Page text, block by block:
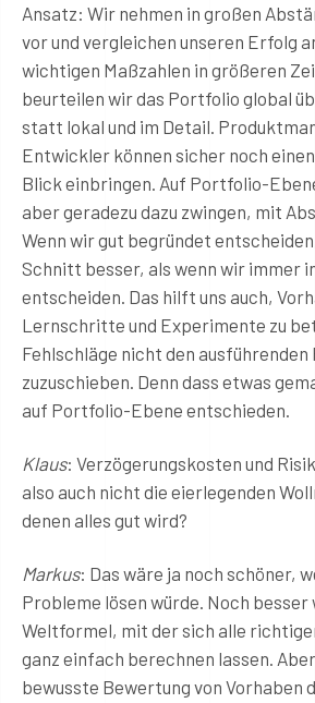
Ansatz: Wir nehmen in großen
vor und vergleichen unseren Erfolg
wichtigen Maßzahlen in größeren
beurteilen wir das Portfolio global
statt lokal und im Detail.
Entwickler können sicher noch
Blick einbringen. Auf Portfolio-
aber geradezu dazu zwingen, mit
Wenn wir gut begründet
Schnitt besser, als wenn wir immer
entscheiden. Das hilft uns auch,
Lernschritte und Experimente zu
Fehlschläge nicht den ausführenden
zuzuschieben. Denn dass etwas
auf Portfolio-Ebene entschieden.
Klaus: Verzögerungskosten und
also auch nicht die eierlegenden
denen alles gut wird?
Markus: Das wäre ja noch schöner,
Probleme lösen würde. Noch
Weltformel, mit der sich alle
ganz einfach berechnen lassen.
bewusste Bewertung von Vorhaben